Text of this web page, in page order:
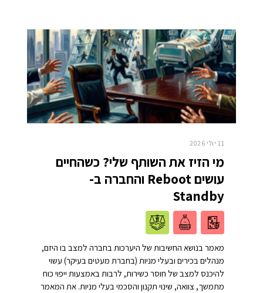
11 יולי 2026
מי הזיז את השותף שלי? כשהחיים
עושים Reboot והחברה ב-
Standby
מאמר בנושא החשיבות של היערכות בחברה למצב בו היזם,
מנהלים בכירים ובעלי מניות (בחברת מעטים בעיקר) עשוי
להיכנס למצב של חוסר כשירות, לרבות באמצעות ייפוי כוח
מתמשך, צוואה, שינוי תקנון והסכמי בעלי מניות. את המאמר